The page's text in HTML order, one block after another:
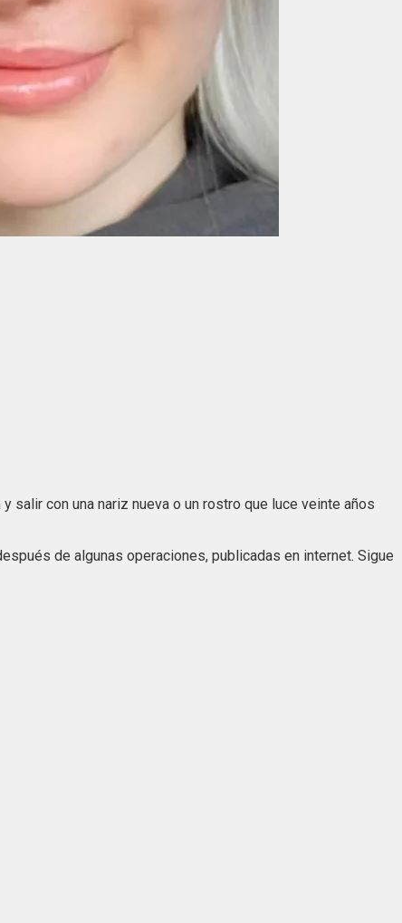
salir con una nariz nueva o un rostro que luce veinte años
de algunas operaciones, publicadas en internet. Sigue